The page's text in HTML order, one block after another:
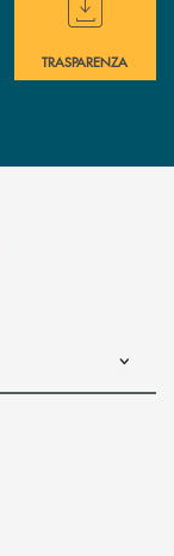
TRASPARENZA
posta elettronica)
apre l’app di posta